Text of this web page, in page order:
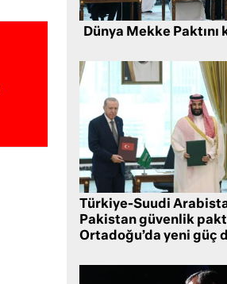
Dünya Mekke Paktını
Türkiye-Suudi
Pakistan güvenlik
Ortadoğu’da yeni güç